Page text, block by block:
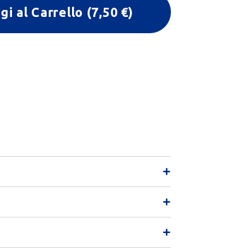
al Carrello (7,50 €)